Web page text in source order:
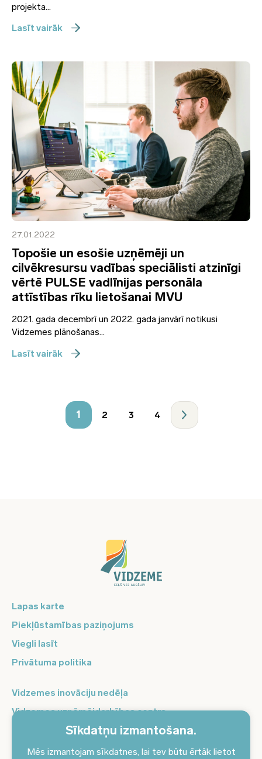
Sīkdatņu izmantošana.
Mēs izmantojam sīkdatnes, lai tev būtu ērtāk lietot
projekta...
Lasīt vairāk
27.01.2022
Topošie un esošie uzņēmēji un
cilvēkresursu vadības speciālisti atzinīgi
vērtē PULSE vadlīnijas personāla
attīstības rīku lietošanai MVU
2021. gada decembrī un 2022. gada janvārī notikusi
Vidzemes plānošanas...
Lasīt vairāk
1 2 3 4
Lapas karte
Piekļūstamības paziņojums
Viegli lasīt
Privātuma politika
Vidzemes inovāciju nedēļa
Vidzemes uzņēmējdarbības centrs
Balso Vidzeme
Pierakstieties jaunumiem un saņemiet aktuālākos